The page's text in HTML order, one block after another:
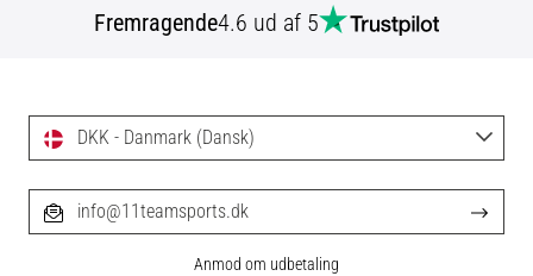
Fremragende4.6 ud af 5
DKK - Danmark (Dansk)
info@11teamsports.dk
Anmod om udbetaling